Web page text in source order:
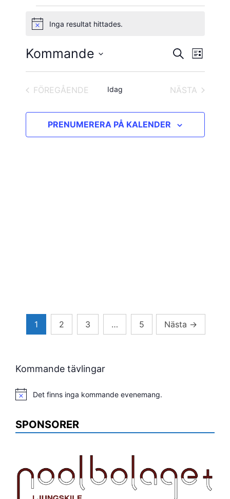
Evenemang
Notis Inga resultat hittades.
Search
and
Views
SÖK LISTA
Kommande
Välj
FÖREGÅENDE
Idag
NÄSTA
PRENUMERERA PÅ KALENDER
Sidnumrering
1 2 3 … 5 Nästa →
Kommande tävlingar
Notis Det finns inga kommande evenemang.
SPONSORER